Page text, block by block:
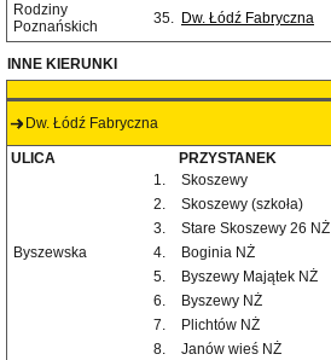
Rodziny
Poznańskich
35. Dw. Łódź Fabryczna
INNE KIERUNKI
Dw. Łódź Fabryczna
ULICA PRZYSTANEK
1.
Skoszewy
2.
Skoszewy (szkoła)
3.
Stare Skoszewy 26 NŻ
Byszewska
4.
Boginia NŻ
5.
Byszewy Majątek NŻ
6.
Byszewy NŻ
7.
Plichtów NŻ
8.
Janów wieś NŻ